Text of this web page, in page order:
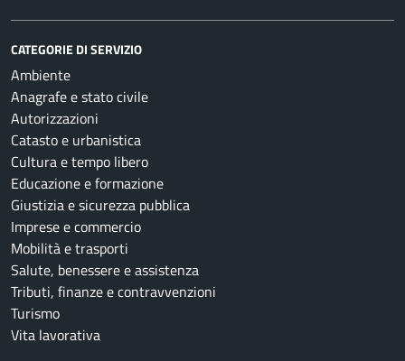
CATEGORIE DI SERVIZIO
Ambiente
Anagrafe e stato civile
Autorizzazioni
Catasto e urbanistica
Cultura e tempo libero
Educazione e formazione
Giustizia e sicurezza pubblica
Imprese e commercio
Mobilità e trasporti
Salute, benessere e assistenza
Tributi, finanze e contravvenzioni
Turismo
Vita lavorativa